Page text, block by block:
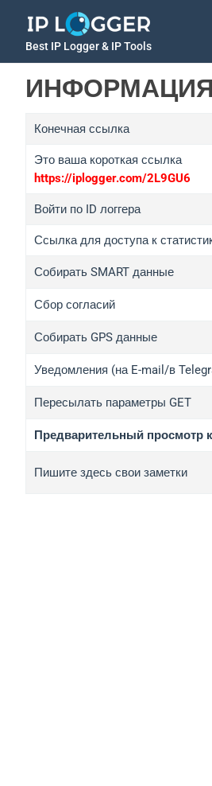
Best IP Logger & IP Tools
Конечная ссылка
Это ваша короткая ссылка
https://iplogger.com/2L9GU6
Войти по ID логгера
Ссылка для доступа к
Собирать SMART данные
Сбор согласий
Собирать GPS данные
Уведомления (на E-mail/в
Пересылать параметры GET
Предварительный просмотр
Пишите здесь свои заметки